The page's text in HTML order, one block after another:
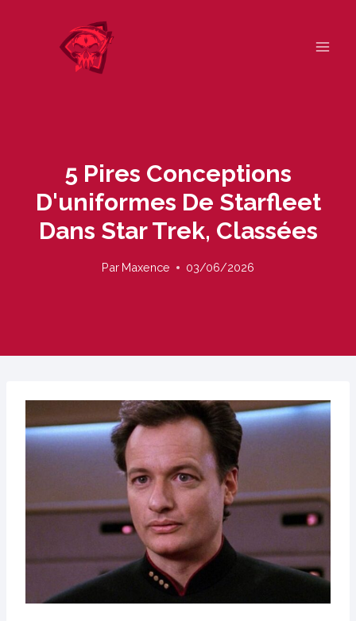
5 Pires Conceptions
D'uniformes De Starfleet
Dans Star Trek, Classées
Par Maxence 03/06/2026